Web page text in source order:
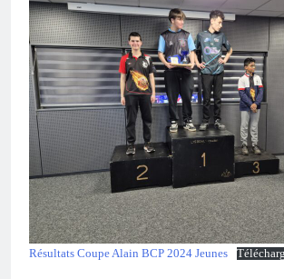
Résultats Coupe Alain BCP 2024 Jeunes